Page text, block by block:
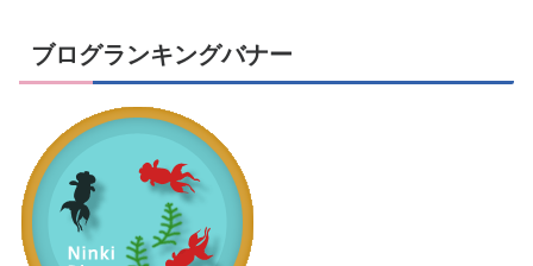
ブログランキングバナー